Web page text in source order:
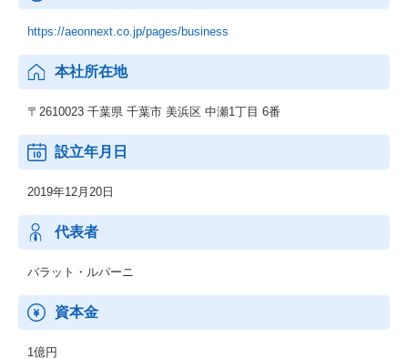
プログラミング言語については、C#以外にGo、Python、Node.js
といったモダンな言語も多くなっていますが、
フロントエンドのコードをAIがその場で生成・提案してくれるた
りと、非常に画期的なツールです。
AIのツールはPerplexityやChatGPT、Claude、NotebookLM、Goog
le Agentspaceといったサービスを検証中です。
キュリティチェックのプロセスが劇的に改善されたことです。
を行い、承認を得るまでに非常に多くの時間と労力を要していま
した。
チェックを指示するだけで、必要な情報が瞬時に提示されるた
め、
https://aeonnext.co.jp/pages/business
本社所在地
〒2610023 千葉県 千葉市 美浜区 中瀬1丁目 6番
設立年月日
2019年12月20日
代表者
バラット・ルパーニ
資本金
1億円